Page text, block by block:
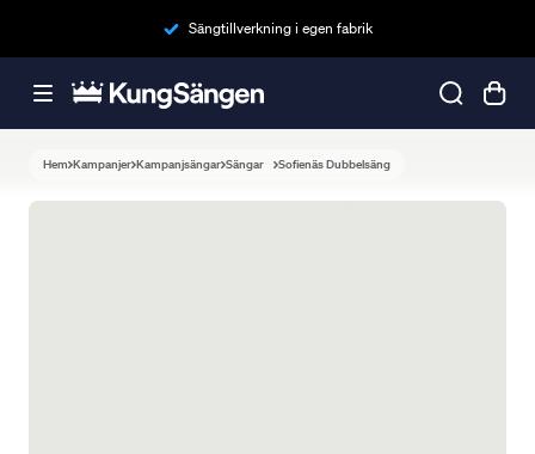
Sängtillverkning i egen fabrik
Hem Kampanjer Kampanjsängar Sängar Sofienäs Dubbelsäng